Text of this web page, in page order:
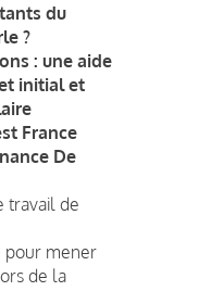
du
?
: une aide
initial et
France
De
travail de
pour mener
de la